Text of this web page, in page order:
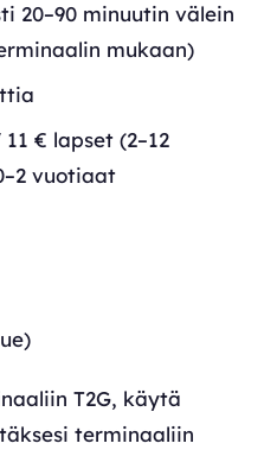
20–90 minuutin välein
mukaan)
€ lapset (2–12
vuotiaat
T2G, käytä
terminaaliin